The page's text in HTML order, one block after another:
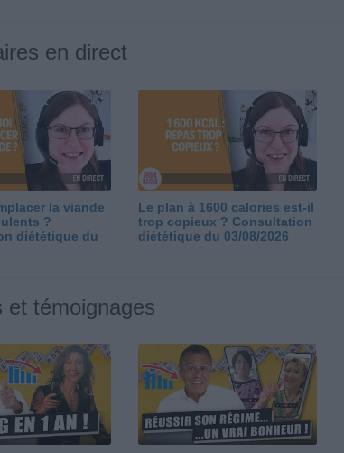
en direct
la viande
?
diététique du
Le plan à 1600 calories est-il
trop copieux ? Consultation
diététique du 03/08/2026
et témoignages